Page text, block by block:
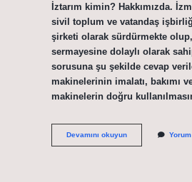
İztarım kimin? Hakkımızda.
sivil toplum ve vatandaş
şirketi olarak sürdürmekte olup,
sermayesine dolaylı olarak
sorusuna şu şekilde cevap
makinelerinin imalatı, bakımı
makinelerin doğru
Devamını okuyunIztarım
Ne